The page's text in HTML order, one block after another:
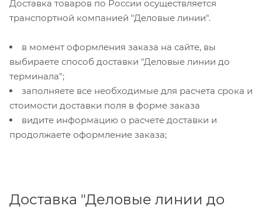
Доставка товаров по России осуществляется
транспортной компанией "Деловые линии".
в момент оформления заказа на сайте, вы
выбираете способ доставки "Деловые линии до
терминала";
заполняете все необходимые для расчета срока и
стоимости доставки поля в форме заказа
видите информацию о расчете доставки и
продолжаете оформление заказа;
Доставка "Деловые линии до